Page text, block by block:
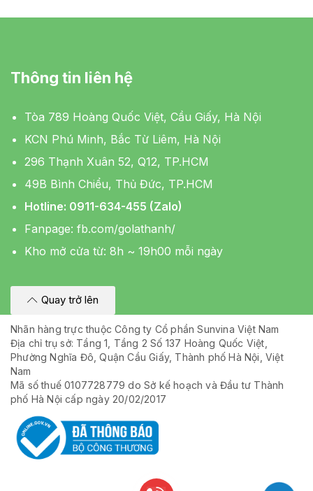
Thông tin liên hệ
Tòa 789 Hoàng Quốc Việt, Cầu Giấy, Hà Nội
KCN Phú Minh, Bắc Từ Liêm, Hà Nội
296 Thạnh Xuân 52, Q12, TP.HCM
49B Bình Chiểu, Thủ Đức, TP.HCM
Hotline: 0911-634-455 (Zalo)
Fanpage: fb.com/golathanh/
Kho mở cửa từ: 8h ~ 19h00 mỗi ngày
Quay trở lên
Nhãn hàng trực thuộc Công ty Cổ phần Sunvina Việt Nam
Địa chỉ trụ sở: Tầng 1, Tầng 2 Số 137 Hoàng Quốc Việt,
Phường Nghĩa Đô, Quận Cầu Giấy, Thành phố Hà Nội, Việt
Nam
Mã số thuế 0107728779 do Sở kế hoạch và Đầu tư Thành
phố Hà Nội cấp ngày 20/02/2017